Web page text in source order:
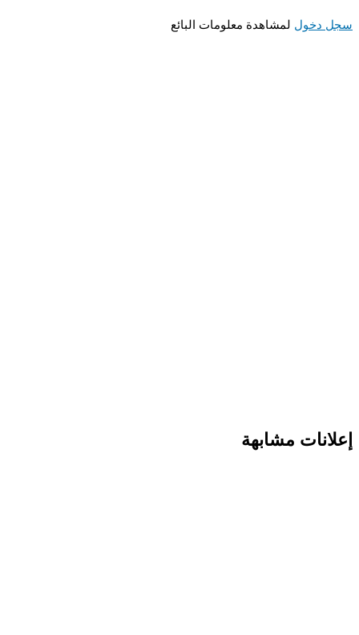
دخوللمشاهدة معلومات البائع
مشابهة